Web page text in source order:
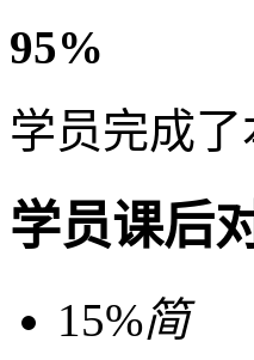
95%
学员完成
学员课后
15%简